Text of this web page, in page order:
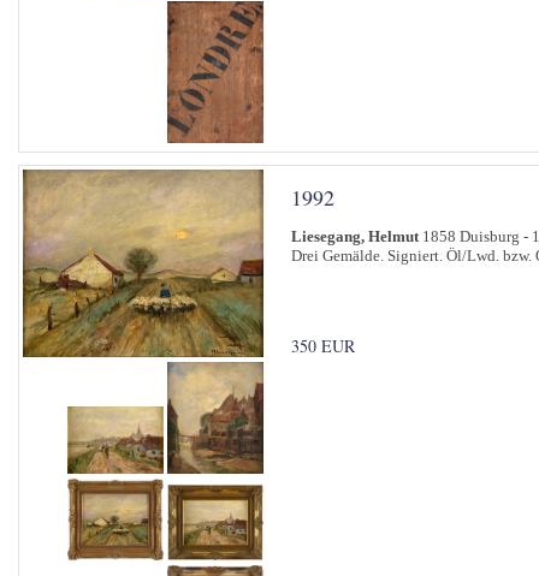
1992
Liesegang, Helmut1858 Duisburg -
Drei Gemälde. Signiert. Öl/Lwd.
350 EUR